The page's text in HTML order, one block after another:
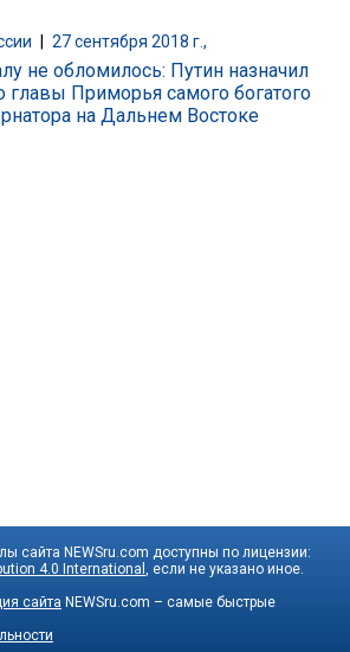
| 27 сентября 2018 г.,
не обломилось: Путин назначил
главы Приморья самого богатого
на Дальнем Востоке
сайта NEWSru.com доступны по лицензии:
4.0 International , если не указано иное.
сайта NEWSru.com – самые быстрые